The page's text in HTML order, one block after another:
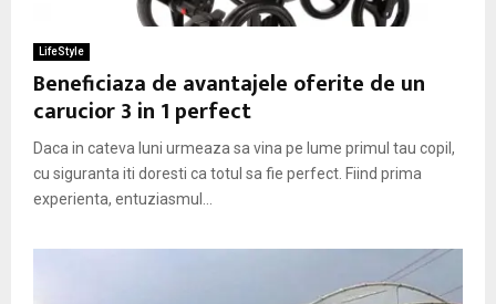
LifeStyle
Beneficiaza de avantajele oferite de un
carucior 3 in 1 perfect
Daca in cateva luni urmeaza sa vina pe lume primul tau copil,
cu siguranta iti doresti ca totul sa fie perfect. Fiind prima
experienta, entuziasmul...